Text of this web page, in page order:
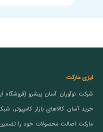
ایزی مارکت
شرکت نوآوران آسان پیشرو (فروشگاه
مارکت اصالت محصولات خود را